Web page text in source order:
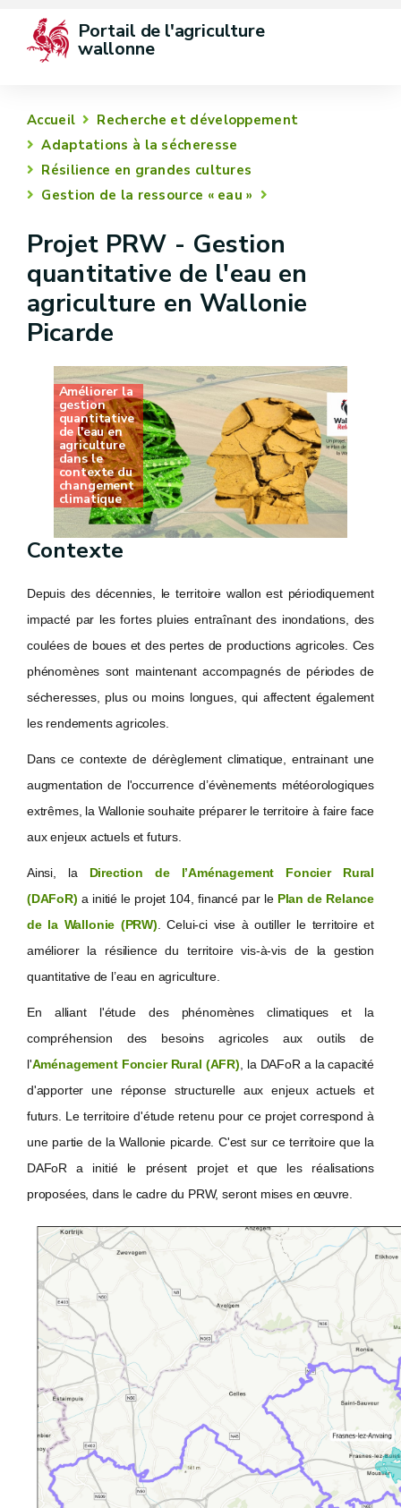
Portail de l'agriculture
wallonne
Accueil
Recherche et développement
Adaptations à la sécheresse
Résilience en grandes cultures
Gestion de la ressource « eau »
Projet PRW - Gestion
quantitative de l'eau en
agriculture en Wallonie
Picarde
Améliorer la
gestion
quantitative
de l'eau en
agriculture
dans le
contexte du
changement
climatique
Contexte
Depuis des décennies, le territoire wallon est périodiquement
impacté par les fortes pluies entraînant des inondations, des
coulées de boues et des pertes de productions agricoles. Ces
phénomènes sont maintenant accompagnés de périodes de
sécheresses, plus ou moins longues, qui affectent également
les rendements agricoles.
Dans ce contexte de dérèglement climatique, entrainant une
augmentation de l'occurrence d’évènements météorologiques
extrêmes, la Wallonie souhaite préparer le territoire à faire face
aux enjeux actuels et futurs.
Ainsi, la Direction de l’Aménagement Foncier Rural
(DAFoR) a initié le projet 104, financé par le Plan de Relance
de la Wallonie (PRW) . Celui-ci vise à outiller le territoire et
améliorer la résilience du territoire vis-à-vis de la gestion
quantitative de l’eau en agriculture.
En alliant l'étude des phénomènes climatiques et la
compréhension des besoins agricoles aux outils de
l'Aménagement Foncier Rural (AFR) , la DAFoR a la capacité
d'apporter une réponse structurelle aux enjeux actuels et
futurs. Le territoire d'étude retenu pour ce projet correspond à
une partie de la Wallonie picarde. C'est sur ce territoire que la
DAFoR a initié le présent projet et que les réalisations
proposées, dans le cadre du PRW, seront mises enœuvre